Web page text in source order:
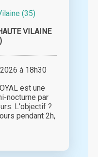
(35)
VILAINE
à 18h30
est une
nocturne par
L'objectif ?
pendant 2h,